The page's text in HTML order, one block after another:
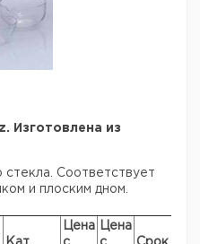
Изготовлена из
стекла. Соответствует
и плоским дном.
Цена
Цена